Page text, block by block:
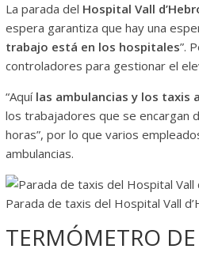
La parada del Hospital Vall
espera garantiza que hay una
trabajo está en los hospitales”.
controladores para gestionar el
“Aquí las ambulancias y los taxis
los trabajadores que se encargan
horas”, por lo que varios
ambulancias.
Parada de taxis del Hospital Vall
TERMÓMETRO